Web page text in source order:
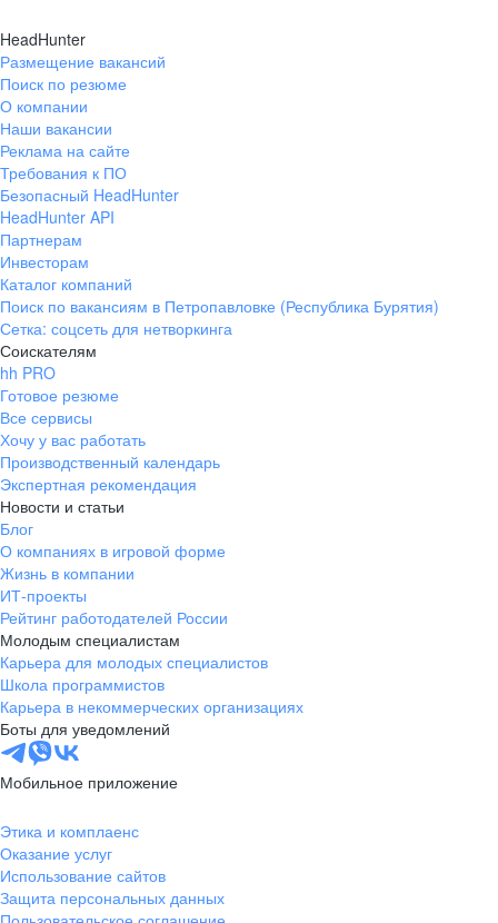
HeadHunter
Размещение вакансий
Поиск по резюме
О компании
Наши вакансии
Реклама на сайте
Требования к ПО
Безопасный HeadHunter
HeadHunter API
Партнерам
Инвесторам
Каталог компаний
Поиск по вакансиям в Петропавловке (Республика Бурятия)
Сетка: соцсеть для нетворкинга
Соискателям
hh PRO
Готовое резюме
Все сервисы
Хочу у вас работать
Производственный календарь
Экспертная рекомендация
Новости и статьи
Блог
О компаниях в игровой форме
Жизнь в компании
ИТ-проекты
Рейтинг работодателей России
Молодым специалистам
Карьера для молодых специалистов
Школа программистов
Карьера в некоммерческих организациях
Боты для уведомлений
Мобильное приложение
Этика и комплаенс
Оказание услуг
Использование сайтов
Защита персональных данных